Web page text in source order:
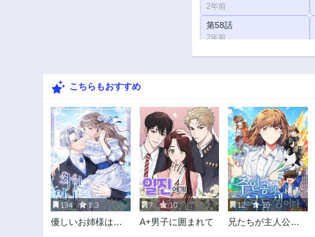
2年前
第58話
2年前
第53話
第43話
2年前
第38話
2年前
第33話
2年前
第28話
2年前
こちらもおすすめ
134 8.3
優しいお姉様はも
7 10
A+男子に囲まれて
12 10
兄たちが主人公と